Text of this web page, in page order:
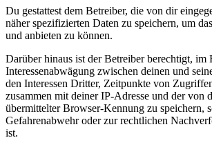
Du gestattest dem Betreiber, die von dir
näher spezifizierten Daten zu speichern, um
und anbieten zu können.
Darüber hinaus ist der Betreiber berechtigt, im
Interessenabwägung zwischen deinen und
den Interessen Dritter, Zeitpunkte von
zusammen mit deiner IP-Adresse und der von
übermittelter Browser-Kennung zu speichern,
Gefahrenabwehr oder zur rechtlichen
ist.